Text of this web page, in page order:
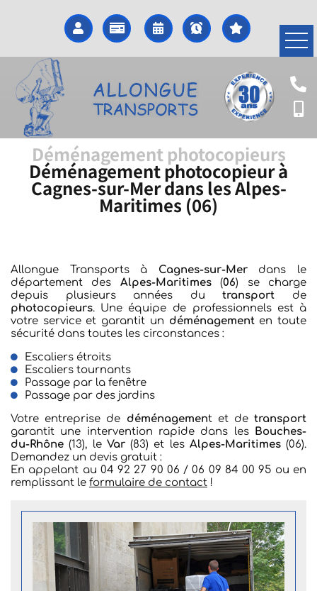
Déménagement pianos
Déménagement
photocopieurs
Transport objets fragiles
Transport électroménager
Transport Divers
Contact
Déménagement photocopieurs
Déménagement photocopieur à
Cagnes-sur-Mer dans les Alpes-
Maritimes (06)
Allongue Transports à Cagnes-sur-Merdans le
département des Alpes-Maritimes(06) se charge
depuis plusieurs années dutransport de
photocopieurs. Une équipe de professionnels est à
votre service et garantit un déménagementen toute
sécurité dans toutes les circonstances :
Escaliers étroits
Escaliers tournants
Passage par la fenêtre
Passage par des jardins
Votre entreprise de déménagement et de transport
garantit une intervention rapide dans les Bouches-
du-Rhône (13), le Var(83) et les Alpes-Maritimes(06).
Demandez un devis gratuit :
En appelant au 04 92 27 90 06 / 06 09 84 00 95 ou en
remplissant le formulaire de contact !